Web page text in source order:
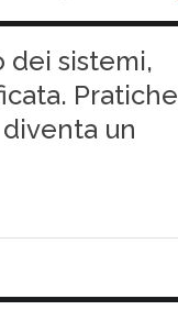
dei sistemi,
Pratiche
un